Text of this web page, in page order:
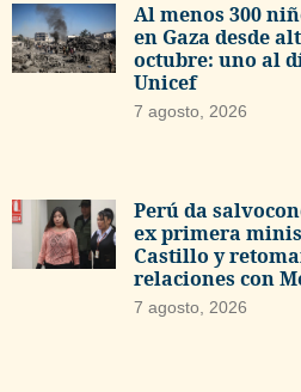
Al menos 300
en Gaza desde
octubre: uno al
Unicef
7 agosto, 2026
Perú da
ex primera
Castillo y
relaciones con
7 agosto, 2026